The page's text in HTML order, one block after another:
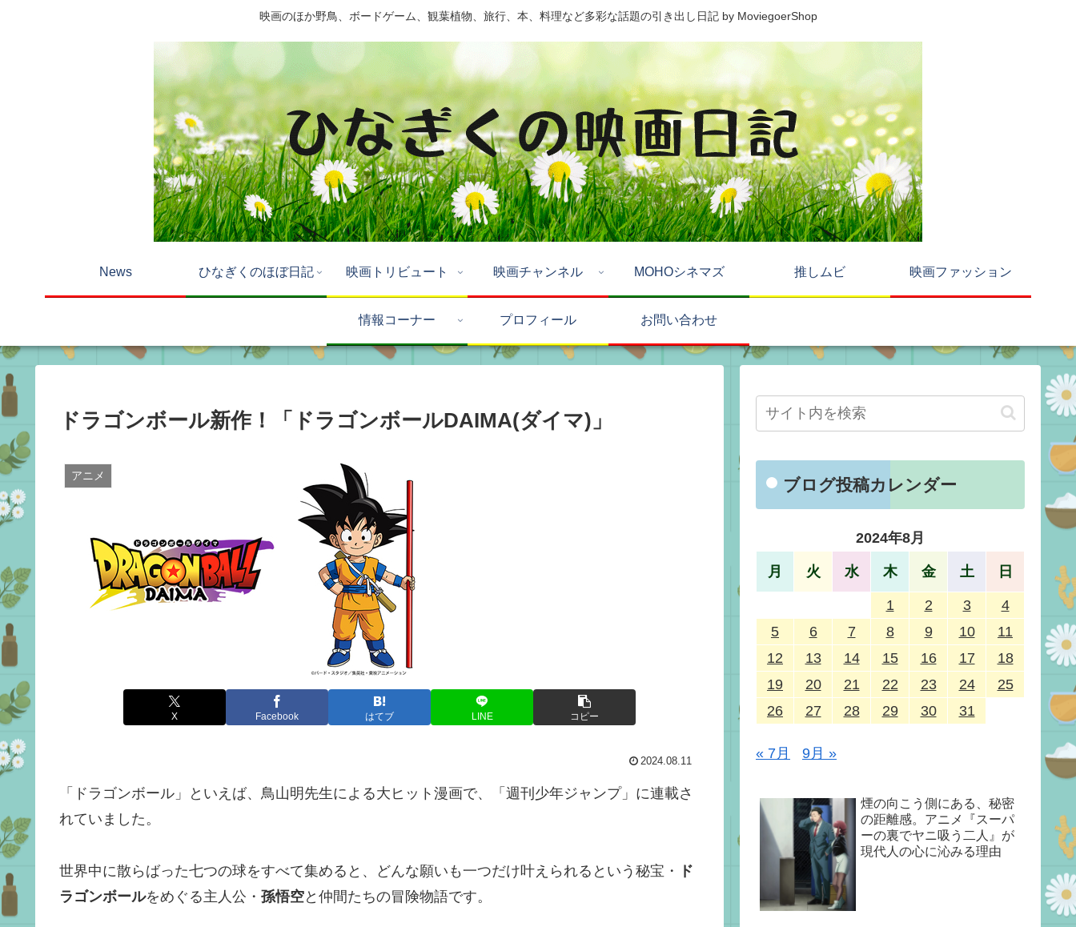
映画のほか野鳥、ボードゲーム、観葉植物、旅行、本、料理など多彩な話題の引き出し日記 by MoviegoerShop
News ひなぎくのほぼ日記 映画トリビュート 映画チャンネル MOHOシネマズ 推しムビ 映画ファッション
情報コーナー プロフィール お問い合わせ
ドラゴンボール新作！「ドラゴンボールDAIMA(ダイマ)」
アニメ
X Facebook はてブ LINE コピー
2024.08.11
「ドラゴンボール」といえば、鳥山明先生による大ヒット漫画で、「週刊少年ジャンプ」に連載さ
れていました。
世界中に散らばった七つの球をすべて集めると、どんな願いも一つだけ叶えられるという秘宝・
ド
ラゴンボールをめぐる主人公・ 孫悟空と仲間たちの冒険物語です。
ブログ投稿カレンダー
2024年8月
月 火 水 木 金 土 日
1 2 3
4
5
6 7 8 9 10
11
12
13 14 15 16 17
18
19
20 21 22 23 24
25
26
27 28 29 30 31
« 7月 9月 »
煙の向こう側にある、秘密
の距離感。アニメ『スーパ
ーの裏でヤニ吸う二人』が
現代人の心に沁みる理由